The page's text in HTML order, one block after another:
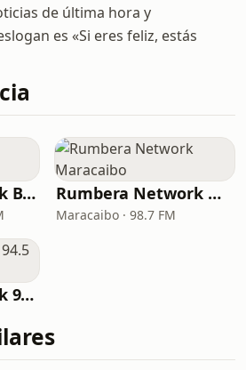
de última hora y
es «Si eres feliz, estás
Rumbera Network Barquisimeto Rumbera Network Maracaibo
Maracaibo · 98.7 FM
Rumbera Network 94.5 FM